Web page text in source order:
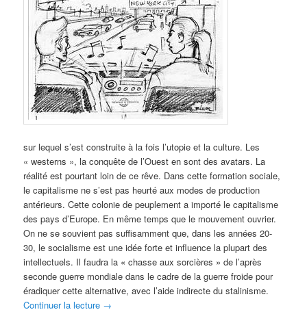
sur lequel s’est construite à la fois l’utopie et la culture. Les
« westerns », la conquête de l’Ouest en sont des avatars. La
réalité est pourtant loin de ce rêve. Dans cette formation sociale,
le capitalisme ne s’est pas heurté aux modes de production
antérieurs. Cette colonie de peuplement a importé le capitalisme
des pays d’Europe. En même temps que le mouvement ouvrier.
On ne se souvient pas suffisamment que, dans les années 20-
30, le socialisme est une idée forte et influence la plupart des
intellectuels. Il faudra la « chasse aux sorcières » de l’après
seconde guerre mondiale dans le cadre de la guerre froide pour
éradiquer cette alternative, avec l’aide indirecte du stalinisme.
Continuer la lecture →